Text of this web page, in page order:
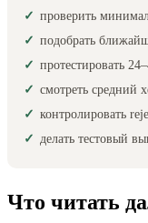
проверить
подобрать
протестировать
смотреть средний
контролировать
делать тестовый
Что читать